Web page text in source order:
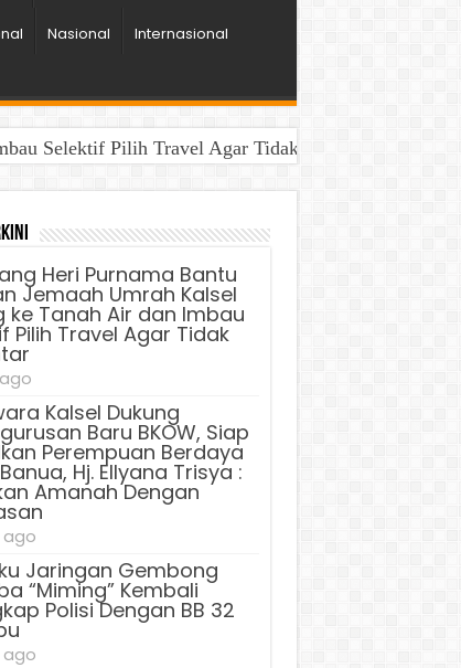
Nasional Internasional
Selektif Pilih Travel Agar Tidak Terlantar
Heri Purnama Bantu
Jemaah Umrah Kalsel
ke Tanah Air dan Imbau
Pilih Travel Agar Tidak
Kalsel Dukung
Baru BKOW, Siap
Perempuan Berdaya
Hj. Ellyana Trisya :
Amanah Dengan
ago
Jaringan Gembong
“Miming” Kembali
Polisi Dengan BB 32
ago